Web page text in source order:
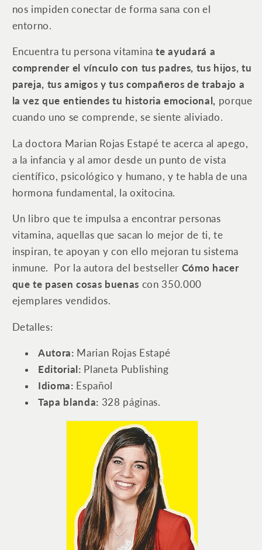
nos impiden conectar de forma sana con el
entorno.
Encuentra tu persona vitaminate ayudará a
comprender el vínculo con tus padres, tus hijos, tu
pareja, tus amigos y tus compañeros de trabajo a
la vez que entiendes tu historia emocional, porque
cuando uno se comprende, se siente aliviado.
La doctora Marian Rojas Estapé te acerca al apego,
a la infancia y al amor desde un punto de vista
científico, psicológico y humano, y te habla de una
hormona fundamental, la oxitocina.
Un libro que te impulsa a encontrar personas
vitamina, aquellas que sacan lo mejor de ti, te
inspiran, te apoyan y con ello mejoran tu sistema
inmune. Por la autora del bestseller Cómo hacer
que te pasen cosas buenas con 350.000
ejemplares vendidos.
Detalles:
Autora: Marian Rojas Estapé
Editorial: Planeta Publishing
Idioma: ‎ Español
Tapa blanda: ‎ 328 páginas.